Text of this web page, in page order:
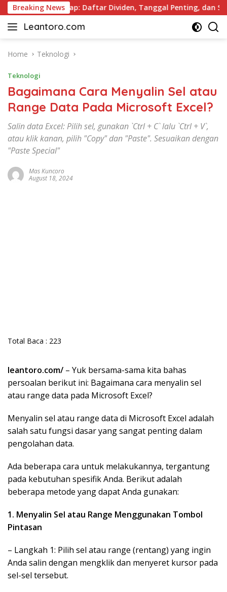
Skip
to
content
Breaking News
2026 Lengkap: Daftar Dividen, Tanggal Penting, dan
Leantoro.com
Jasa
Artikel,
dan
Digital
Marketing
–
Cerita,
Membangun
Citra
Home Teknologi
Teknologi
Bagaimana Cara Menyalin Sel atau
Range Data Pada Microsoft Excel?
Salin data Excel: Pilih sel, gunakan `Ctrl + C` lalu `Ctrl + V`,
atau klik kanan, pilih "Copy" dan "Paste". Sesuaikan dengan
"Paste Special"
Mas Kuncoro
August 18, 2024
Total Baca : 223
leantoro.com/ – Yuk bersama-sama kita bahas
persoalan berikut ini: Bagaimana cara menyalin sel
atau range data pada Microsoft Excel?
Menyalin sel atau range data di Microsoft Excel adalah
salah satu fungsi dasar yang sangat penting dalam
pengolahan data.
Ada beberapa cara untuk melakukannya, tergantung
pada kebutuhan spesifik Anda. Berikut adalah
beberapa metode yang dapat Anda gunakan:
1. Menyalin Sel atau Range Menggunakan Tombol
Pintasan
– Langkah 1: Pilih sel atau range (rentang) yang ingin
Anda salin dengan mengklik dan menyeret kursor pada
sel-sel tersebut.